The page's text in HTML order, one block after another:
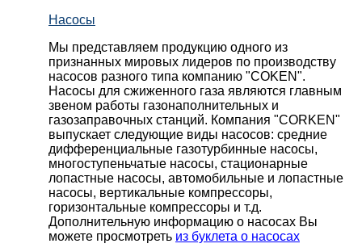
Насосы
Мы представляем продукцию одного из
признанных мировых лидеров по производству
насосов разного типа компанию "COKEN".
Насосы для сжиженного газа являются главным
звеном работы газонаполнительных и
газозаправочных станций. Компания "CORKEN"
выпускает следующие виды насосов: cредние
дифференциальные газотурбинные насосы,
многоступеньчатые насосы, стационарные
лопастные насосы, автомобильные и лопaстные
насосы, вертикальные компрессоры,
горизонтальные компрессоры и т.д.
Дополнительную информацию о насосах Вы
можете просмотреть из буклета о насосах